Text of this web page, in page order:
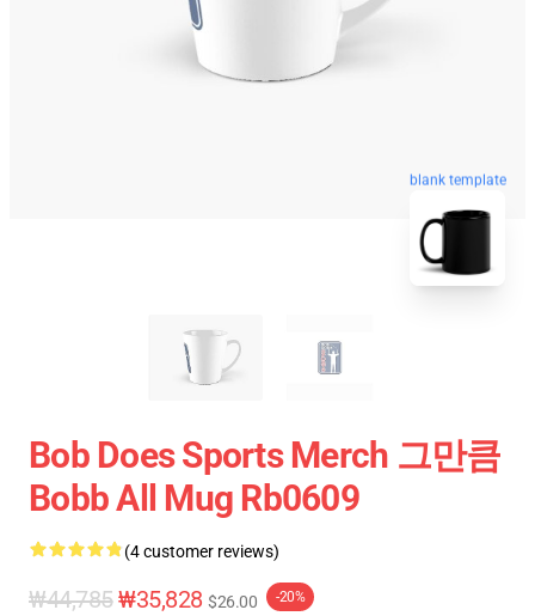
blank template
Bob Does Sports Merch 그만큼
Bobb All Mug Rb0609
(4 customer reviews)
₩44,785₩35,828 $26.00 -20%